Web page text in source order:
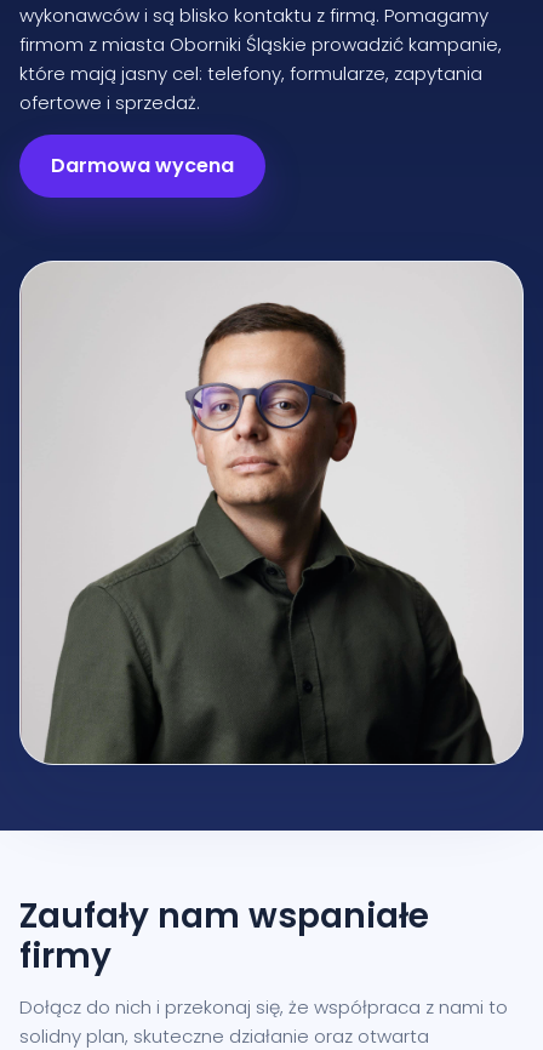
wykonawców i są blisko kontaktu z firmą. Pomagamy
firmom z miasta Oborniki Śląskie prowadzić kampanie,
które mają jasny cel: telefony, formularze, zapytania
ofertowe i sprzedaż.
Darmowa wycena
Zaufały nam wspaniałe
firmy
Dołącz do nich i przekonaj się, że współpraca z nami to
solidny plan, skuteczne działanie oraz otwarta